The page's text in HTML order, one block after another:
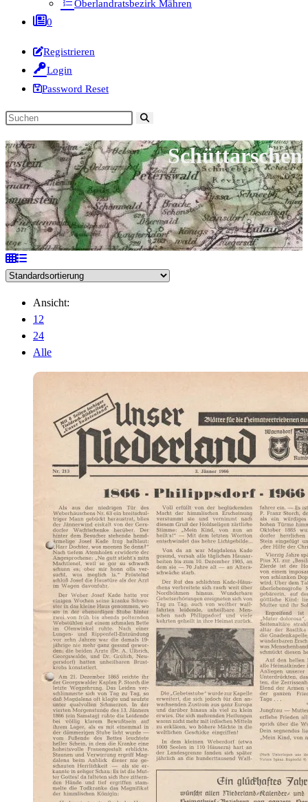
Oberlandratsbezirk Mähren
0
Registrieren
Login
Password Reset
Diese
durchsuchen
Schüttarschen
Ansicht:
12
24
Alle